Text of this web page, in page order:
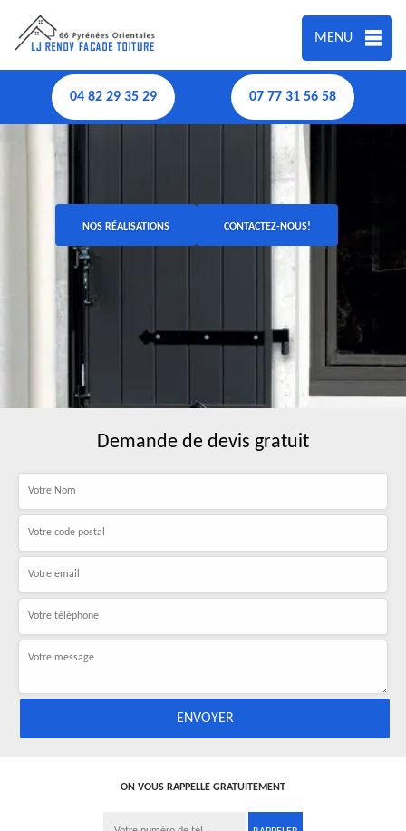
MENU
04 82 29 35 29 07 77 31 56 58
NOS RÉALISATIONS CONTACTEZ-NOUS!
Demande de devis gratuit
ON VOUS RAPPELLE GRATUITEMENT